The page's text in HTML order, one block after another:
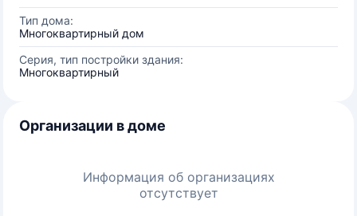
Тип дома:
Многоквартирный дом
Серия, тип постройки здания:
Многоквартирный
Организации в доме
Информация об организациях
отсутствует